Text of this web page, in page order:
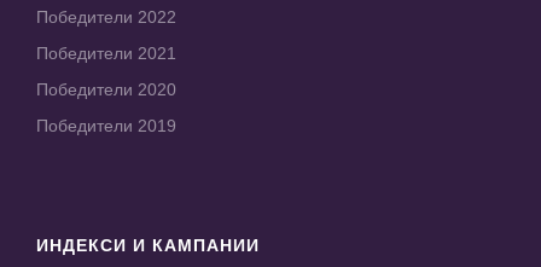
Победители 2022
Победители 2021
Победители 2020
Победители 2019
ИНДЕКСИ И КАМПАНИИ